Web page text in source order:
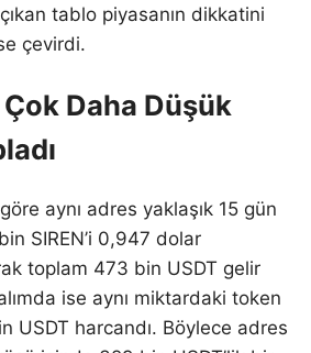
tablo piyasanın dikkatini
çevirdi.
Çok Daha Düşük
aynı adres yaklaşık 15 gün
SIREN’i 0,947 dolar
toplam 473 bin USDT gelir
ise aynı miktardaki token
USDT harcandı. Böylece adres